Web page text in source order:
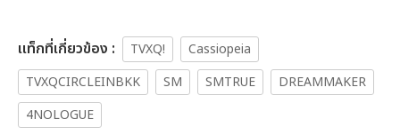
เเท็กที่เกี่ยวข้อง : TVXQ!
Cassiopeia
TVXQCIRCLEINBKK
SM SMTRUE
DREAMMAKER
4NOLOGUE